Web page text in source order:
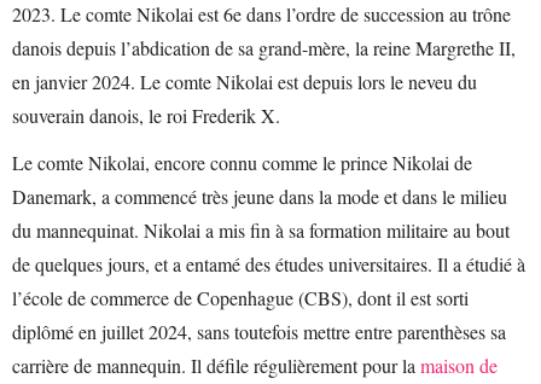
2023. Le comte Nikolai est 6e dans l’ordre de succession au trône
danois depuis l’abdication de sa grand-mère, la reine Margrethe II,
en janvier 2024. Le comte Nikolai est depuis lors le neveu du
souverain danois, le roi Frederik X.
Le comte Nikolai, encore connu comme le prince Nikolai de
Danemark, a commencé très jeune dans la mode et dans le milieu
du mannequinat. Nikolai a mis fin à sa formation militaire au bout
de quelques jours, et a entamé des études universitaires. Il a étudié à
l’école de commerce de Copenhague (CBS), dont il est sorti
diplômé en juillet 2024, sans toutefois mettre entre parenthèses sa
carrière de mannequin. Il défile régulièrement pour la maison de